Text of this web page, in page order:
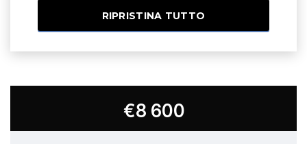
RIPRISTINA TUTTO
€8 600